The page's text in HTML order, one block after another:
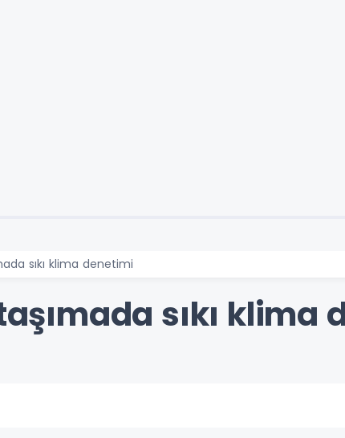
sıkı klima denetimi
sıkı klima